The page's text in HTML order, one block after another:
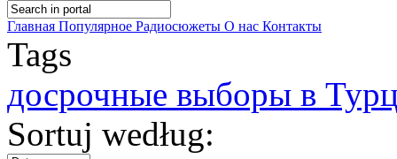
Главная Популярное Радиосюжеты О нас Контакты
Tags
досрочные выборы в
Sortuj według: